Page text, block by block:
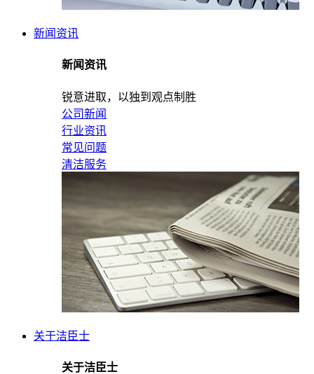
新闻资讯
新闻资讯
锐意进取，以独到观点制胜
公司新闻
行业资讯
常见问题
清洁服务
关于洁臣士
关于洁臣士